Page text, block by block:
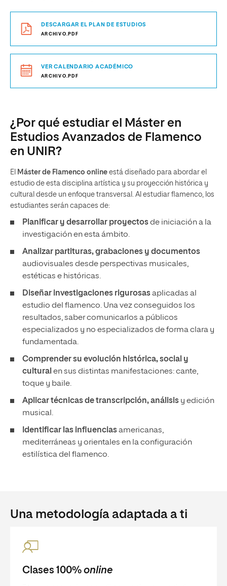
DESCARGAR EL PLAN DE ESTUDIOS
ARCHIVO.PDF
VER CALENDARIO ACADÉMICO
ARCHIVO.PDF
¿Por qué estudiar el Máster en
Estudios Avanzados de Flamenco
en UNIR?
El Máster de Flamenco online está diseñado para abordar el
estudio de esta disciplina artística y su proyección histórica y
cultural desde un enfoque transversal. Al estudiar flamenco, los
estudiantes serán capaces de:
Planificar y desarrollar proyectosde iniciación a la
investigación en esta ámbito.
Analizar partituras, grabaciones y documentos
audiovisuales desde perspectivas musicales,
estéticas e históricas.
Diseñar investigaciones rigurosasaplicadas al
estudio del flamenco. Una vez conseguidos los
resultados, saber comunicarlos a públicos
especializados y no especializados de forma clara y
fundamentada.
Comprender su evolución histórica, social y
cultural en sus distintas manifestaciones: cante,
toque y baile.
Aplicartécnicas de transcripción, análisis y edición
musical.
Identificar las influenciasamericanas,
mediterráneas y orientales en la configuración
estilística del flamenco.
Una metodología adaptada a ti
Clases 100% online